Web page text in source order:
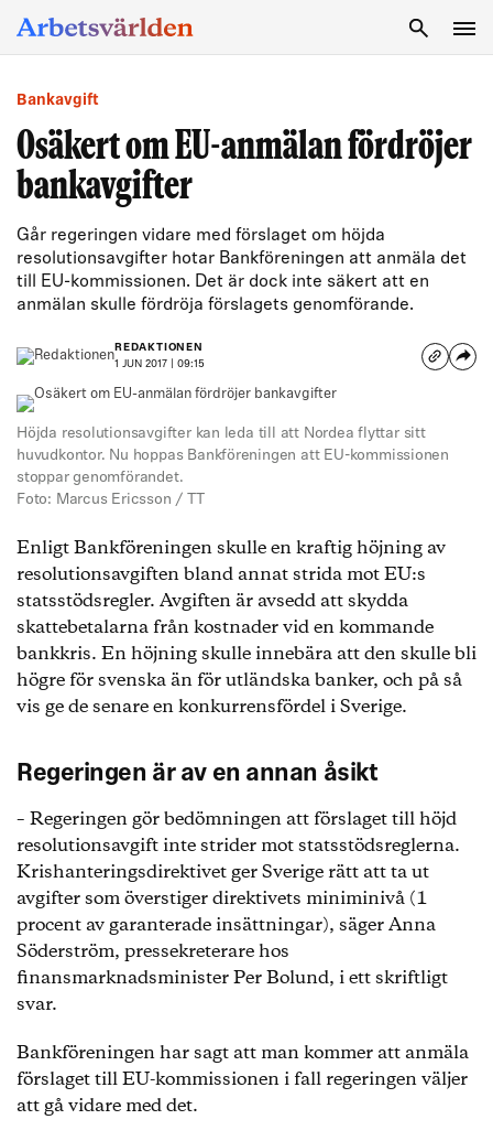
Bankavgift
Osäkert om EU-anmälan fördröjer
bankavgifter
Går regeringen vidare med förslaget om höjda
resolutionsavgifter hotar Bankföreningen att anmäla det
till EU-kommissionen. Det är dock inte säkert att en
anmälan skulle fördröja förslagets genomförande.
REDAKTIONEN
1 JUN 2017 | 09:15
Höjda resolutionsavgifter kan leda till att Nordea flyttar sitt
huvudkontor. Nu hoppas Bankföreningen att EU-kommissionen
stoppar genomförandet.
Foto: Marcus Ericsson / TT
Enligt Bankföreningen skulle en kraftig höjning av
resolutionsavgiften bland annat strida mot EU:s
statsstödsregler. Avgiften är avsedd att skydda
skattebetalarna från kostnader vid en kommande
bankkris. En höjning skulle innebära att den skulle bli
högre för svenska än för utländska banker, och på så
vis ge de senare en konkurrensfördel i Sverige.
Regeringen är av en annan åsikt
– Regeringen gör bedömningen att förslaget till höjd
resolutionsavgift inte strider mot statsstödsreglerna.
Krishanteringsdirektivet ger Sverige rätt att ta ut
avgifter som överstiger direktivets miniminivå (1
procent av garanterade insättningar), säger Anna
Söderström, pressekreterare hos
finansmarknadsminister Per Bolund, i ett skriftligt
svar.
Bankföreningen har sagt att man kommer att anmäla
förslaget till EU-kommissionen i fall regeringen väljer
att gå vidare med det.